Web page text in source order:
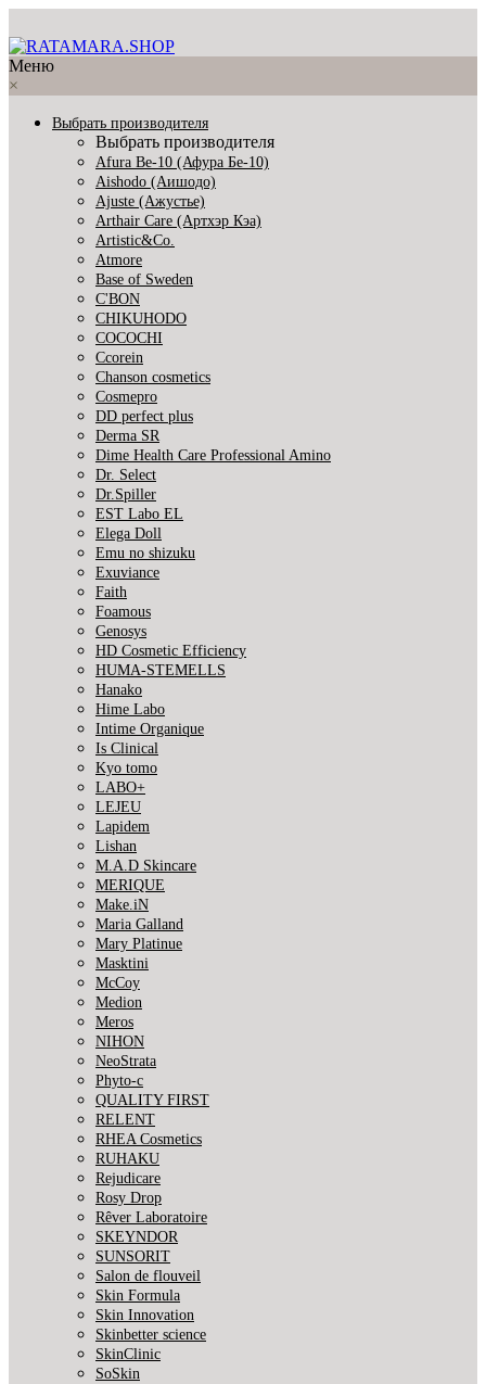
Меню
×
Выбрать производителя
Выбрать производителя
Afura Be-10 (Афура Бе-10)
Aishodo (Аишодо)
Ajuste (Ажустье)
Arthair Care (Артхэр Кэа)
Artistic&Co.
Atmore
Base of Sweden
C'BON
CHIKUHODO
COCOCHI
Ccorein
Chanson cosmetics
Cosmepro
DD perfect plus
Derma SR
Dime Health Care Professional Amino
Dr. Select
Dr.Spiller
EST Labo EL
Elega Doll
Emu no shizuku
Exuviance
Faith
Foamous
Genosys
HD Cosmetic Efficiency
HUMA-STEMELLS
Hanako
Hime Labo
Intime Organique
Is Clinical
Kyo tomo
LABO+
LEJEU
Lapidem
Lishan
M.A.D Skincare
MERIQUE
Make.iN
Maria Galland
Mary Platinue
Masktini
McCoy
Medion
Meros
NIHON
NeoStrata
Phyto-c
QUALITY FIRST
RELENT
RHEA Cosmetics
RUHAKU
Rejudicare
Rosy Drop
Rêver Laboratoire
SKEYNDOR
SUNSORIT
Salon de flouveil
Skin Formula
Skin Innovation
Skinbetter science
SkinСlinic
SoSkin